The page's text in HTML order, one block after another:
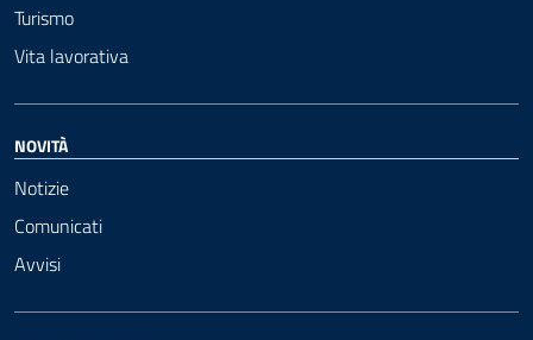
Turismo
Vita lavorativa
NOVITÀ
Notizie
Comunicati
Avvisi